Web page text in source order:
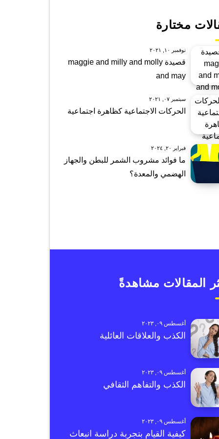
مختارة
نوفمبر ١٠, ٢٠٢١
قصيدة maggie and milly and molly
and may
سبتمبر ٠٧, ٢٠٢١
الحركات الاجتماعية كظاهرة اجتماعية
فبراير ٢٠, ٢٠٢٤
ما فوائد مشروب الشمر للبطن والجهاز
الهضمي والمعدة؟
المقالات مشاهدةً
أغسطس ٠٩, ٢٠٢٣
الكذب والعلاقات العائلية
أغسطس ٠٩, ٢٠٢٣
الكذب والتفاهم الثقافي
أغسطس ٠٩, ٢٠٢٣
كيفية القيام بتجربة دراسة انبعاث